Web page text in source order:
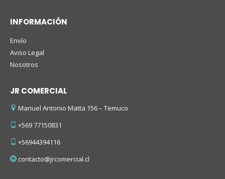
INFORMACIÓN
Envío
Aviso Legal
Nosotros
JR COMERCIAL
Manuel Antonio Matta 156 – Temuco
+569 77150831
+56944394116
contacto@jrcomercial.cl